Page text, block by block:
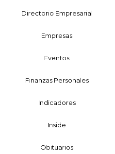
Directorio Empresarial
Empresas
Eventos
Finanzas Personales
Indicadores
Inside
Obituarios